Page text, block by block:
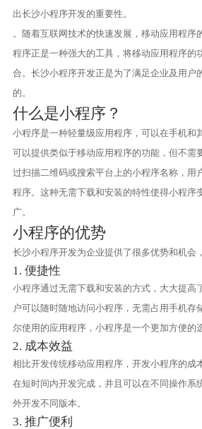
出长沙小程序开发的重要性。
。随着互联网技术的快速发展，移动应用程序
程序正是一种强大的工具，将移动应用程序的
合。长沙小程序开发正是为了满足企业及用户
的。
什么是小程序？
小程序是一种轻量级应用程序，可以在手机和
可以提供类似于移动应用程序的功能，但不需
过扫描二维码或搜索平台上的小程序名称，用
程序。这种无需下载和安装的特性使得小程序
广。
小程序的优势
长沙小程序开发为企业提供了很多优势和机会
1. 便捷性
小程序通过无需下载和安装的方式，大大提高
户可以随时随地访问小程序，无需占用手机存
尔使用的应用程序，小程序是一个更加方便的
2. 成本效益
相比开发传统移动应用程序，开发小程序的成
在短时间内开发完成，并且可以在不同操作系
外开发不同版本。
3. 推广便利